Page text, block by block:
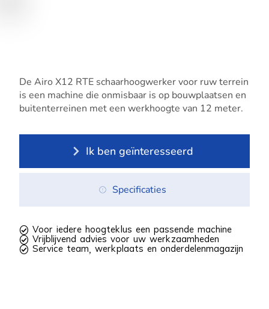
De Airo X12 RTE schaarhoogwerker voor ruw terrein
is een machine die onmisbaar is op bouwplaatsen en
buitenterreinen met een werkhoogte van 12 meter.
 Voor iedere hoogteklus een passende machine
 Vrijblijvend advies voor uw werkzaamheden
 Service team, werkplaats en onderdelenmagazijn
Ik ben geïnteresseerd
Specificaties